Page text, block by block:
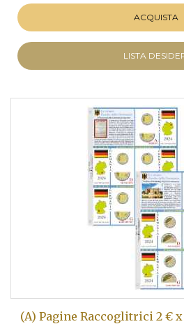
ACQUISTA
LISTA
(A) Pagine Raccoglitrici 2 €